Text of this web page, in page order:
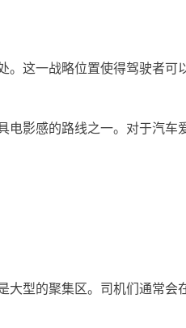
这一战略位置使得驾驶者可
影感的路线之一。对于汽
型的聚集区。司机们通常